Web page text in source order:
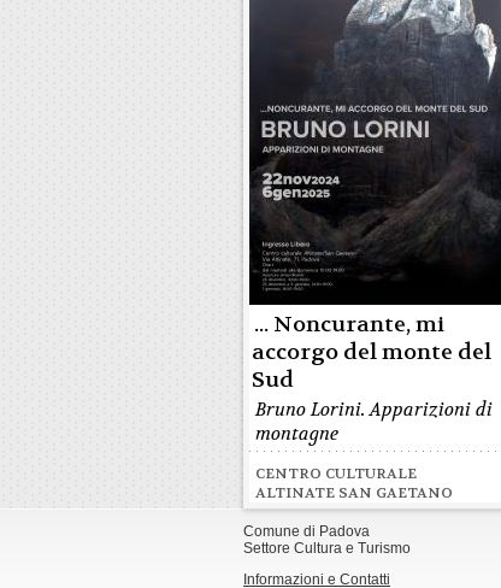
... Noncurante, mi
accorgo del monte del
Sud
Bruno Lorini. Apparizioni di
montagne
CENTRO CULTURALE
ALTINATE SAN GAETANO
Comune di Padova
Settore Cultura e Turismo
Informazioni e Contatti